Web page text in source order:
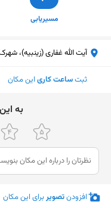
مسیریابی
آیت الله غفاری (زینبیه)،
ثبتساعت کاری این مکان
ﺑﻪ
افزودنتصویربرای این مکان